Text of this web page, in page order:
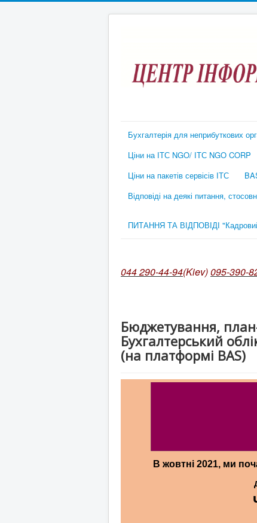
Бухгалтерія для неприбуткових
Ціни на ІТС NGO/ ІТС NGO CORP
Ціни на пакетів сервісів ІТС
Відповіді на деякі питання,
ПИТАННЯ ТА ВІДПОВІДІ
044 290-44-94(Kiev)095-390-
Бюджетування,
Бухгалтерський
(на платформі BAS)
В жовтні 2021, ми